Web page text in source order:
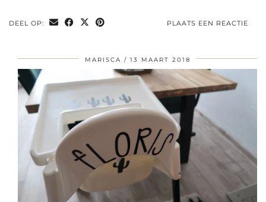
DEEL OP: PLAATS EEN REACTIE
MARISCA 13 MAART 2018